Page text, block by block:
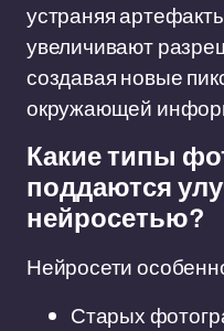
устраняя
увеличивают
создавая новые
окружающей
Какие типы
поддаются
нейросетью?
Нейросети
Старых